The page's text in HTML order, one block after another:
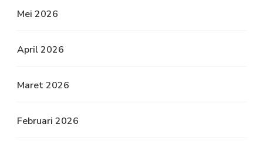
Mei 2026
April 2026
Maret 2026
Februari 2026